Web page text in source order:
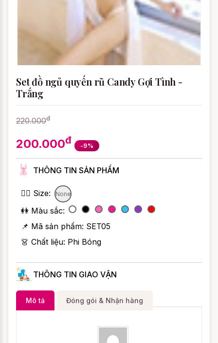
Set đồ ngủ quyến rũ Candy Gợi Tình -
Trắng
220.000đ
200.000đ -9%
THÔNG TIN SẢN PHẨM
👯‍♀️ Size: None
👭 Màu sắc:
📌 Mã sản phẩm: SET05
👗 Chất liệu: Phi Bóng
THÔNG TIN GIAO VẬN
Mô tả Đóng gói & Nhận hàng